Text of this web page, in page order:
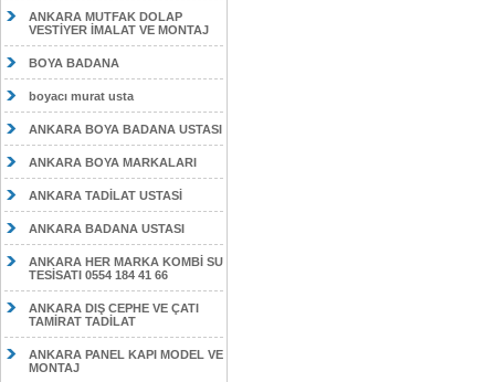
ANKARA MUTFAK DOLAP
VESTİYER İMALAT VE MONTAJ
BOYA BADANA
boyacı murat usta
ANKARA BOYA BADANA USTASI
ANKARA BOYA MARKALARI
ANKARA TADİLAT USTASİ
ANKARA BADANA USTASI
ANKARA HER MARKA KOMBİ SU
TESİSATI 0554 184 41 66
ANKARA DIŞ CEPHE VE ÇATI
TAMİRAT TADİLAT
ANKARA PANEL KAPI MODEL VE
MONTAJ